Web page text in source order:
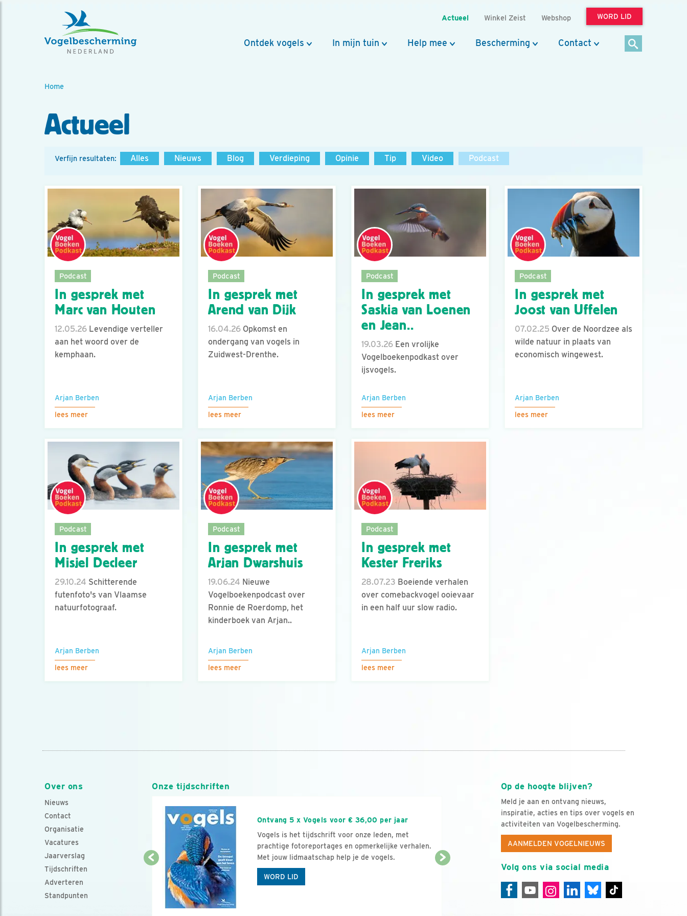
Actueel Winkel Zeist Webshop WORD LID
Ontdek vogels In mijn tuin Help mee Bescherming Contact
Home
Actueel
Verfijn resultaten: Alles Nieuws Blog Verdieping Opinie Tip Video Podcast
Podcast
In gesprek met
Marc van Houten
12.05.26 Levendige verteller
aan het woord over de
kemphaan.
Arjan Berben
lees meer
Podcast
In gesprek met
Arend van Dijk
16.04.26 Opkomst en
ondergang van vogels in
Zuidwest-Drenthe.
Arjan Berben
lees meer
Podcast
In gesprek met
Saskia van Loenen
en Jean..
19.03.26 Een vrolijke
Vogelboekenpodkast over
ijsvogels.
Arjan Berben
lees meer
Podcast
In gesprek met
Joost van Uffelen
07.02.25 Over de Noordzee als
wilde natuur in plaats van
economisch wingewest.
Arjan Berben
lees meer
Podcast
In gesprek met
Misjel Decleer
29.10.24 Schitterende
futenfoto's van Vlaamse
natuurfotograaf.
Arjan Berben
lees meer
Podcast
In gesprek met
Arjan Dwarshuis
19.06.24 Nieuwe
Vogelboekenpodcast over
Ronnie de Roerdomp, het
kinderboek van Arjan..
Arjan Berben
lees meer
Podcast
In gesprek met
Kester Freriks
28.07.23 Boeiende verhalen
over comebackvogel ooievaar
in een half uur slow radio.
Arjan Berben
lees meer
Over ons
Nieuws
Contact
Organisatie
Vacatures
Jaarverslag
Tijdschriften
Adverteren
Standpunten
Op de hoogte blijven?
Meld je aan en ontvang nieuws,
inspiratie, acties en tips over vogels en
activiteiten van Vogelbescherming.
AANMELDEN VOGELNIEUWS
Volg ons via social media
Onze tijdschriften
Ontvang 5 x Vogels voor € 36,00 per jaar
Vogels is het tijdschrift voor onze leden, met
prachtige fotoreportages en opmerkelijke verhalen.
Met jouw lidmaatschap help je de vogels.
WORD LID